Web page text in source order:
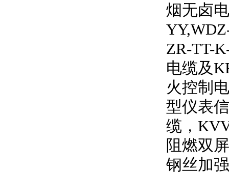
烟无卤
ZR-TT-
电缆及
火控制
型仪表
缆，
阻燃双
钢丝加